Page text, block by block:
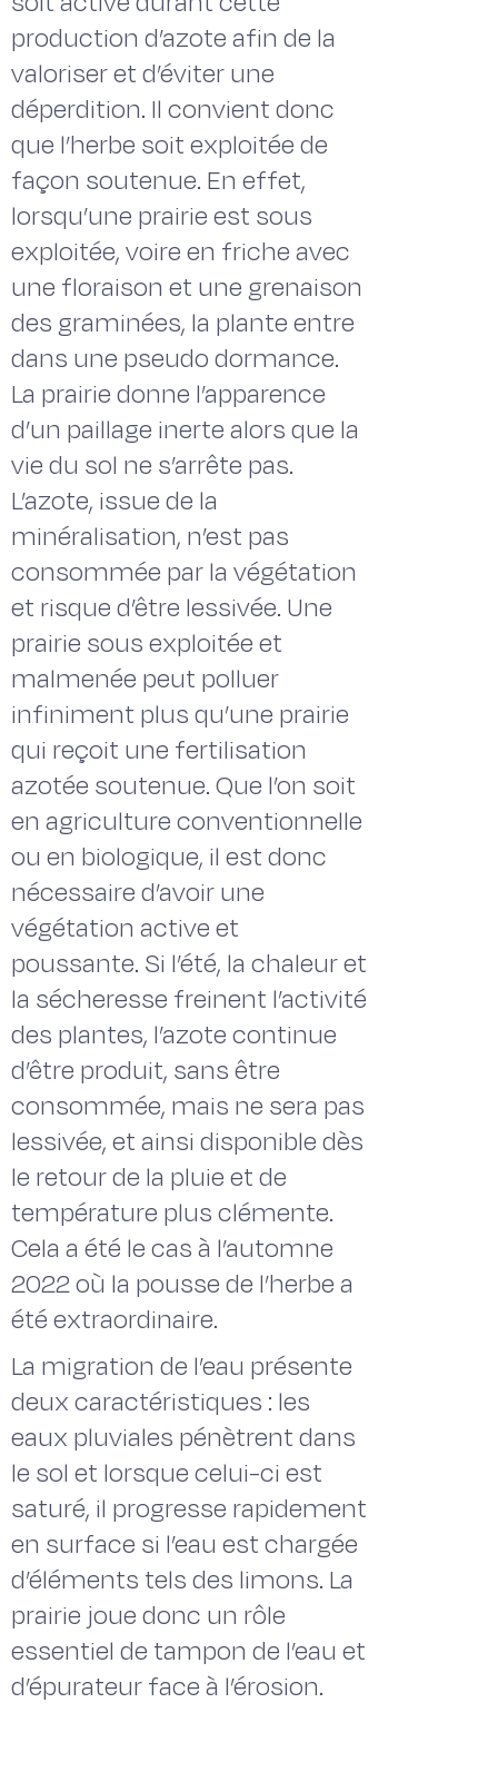
production d’azote afin de la
valoriser et d’éviter une
déperdition. Il convient donc
que l’herbe soit exploitée de
façon soutenue. En effet,
lorsqu’une prairie est sous
exploitée, voire en friche avec
une floraison et une grenaison
des graminées, la plante entre
dans une pseudo dormance.
La prairie donne l’apparence
d’un paillage inerte alors que la
vie du sol ne s’arrête pas.
L’azote, issue de la
minéralisation, n’est pas
consommée par la végétation
et risque d’être lessivée. Une
prairie sous exploitée et
malmenée peut polluer
infiniment plus qu’une prairie
qui reçoit une fertilisation
azotée soutenue. Que l’on soit
en agriculture conventionnelle
ou en biologique, il est donc
nécessaire d’avoir une
végétation active et
poussante. Si l’été, la chaleur et
la sécheresse freinent l’activité
des plantes, l’azote continue
d’être produit, sans être
consommée, mais ne sera pas
lessivée, et ainsi disponible dès
le retour de la pluie et de
température plus clémente.
Cela a été le cas à l’automne
2022 où la pousse de l’herbe a
été extraordinaire.
La migration de l’eau présente
deux caractéristiques : les
eaux pluviales pénètrent dans
le sol et lorsque celui-ci est
saturé, il progresse rapidement
en surface si l’eau est chargée
d’éléments tels des limons. La
prairie joue donc un rôle
essentiel de tampon de l’eau et
d’épurateur face à l’érosion.